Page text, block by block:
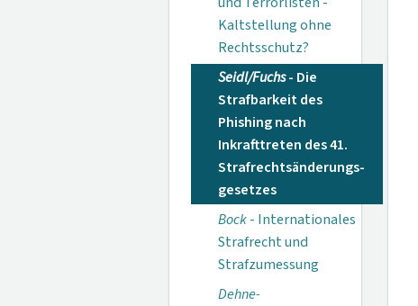
Kaltstellung ohne
Rechtsschutz?
Seidl/Fuchs- Die
Strafbarkeit des
Phishing nach
Inkrafttreten des 41.
Strafrechtsänderungs­
gesetzes
Bock- Internationales
Strafrecht und
Strafzumessung
Dehne-